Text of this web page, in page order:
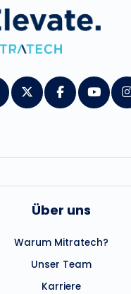
Über uns
Warum Mitratech?
Unser Team
Karriere